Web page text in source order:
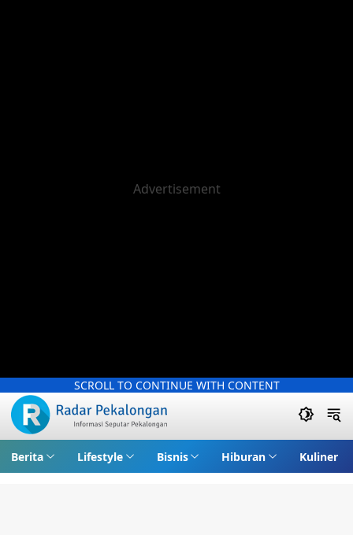
SCROLL TO CONTINUE WITH CONTENT
Berita Lifestyle Bisnis Hiburan Kuliner